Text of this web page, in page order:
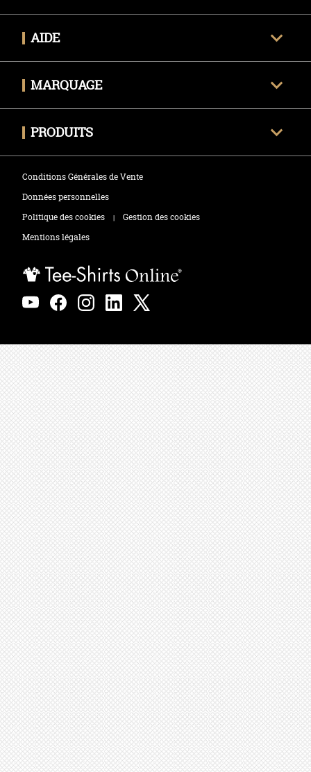
Nous contacter
AIDE
Politique des retours
MARQUAGE
Zones de marquage
PRODUITS
Polos
Sweats
Conditions Générales de Vente
Données personnelles
Politique des cookies
|
Gestion des cookies
Mentions légales